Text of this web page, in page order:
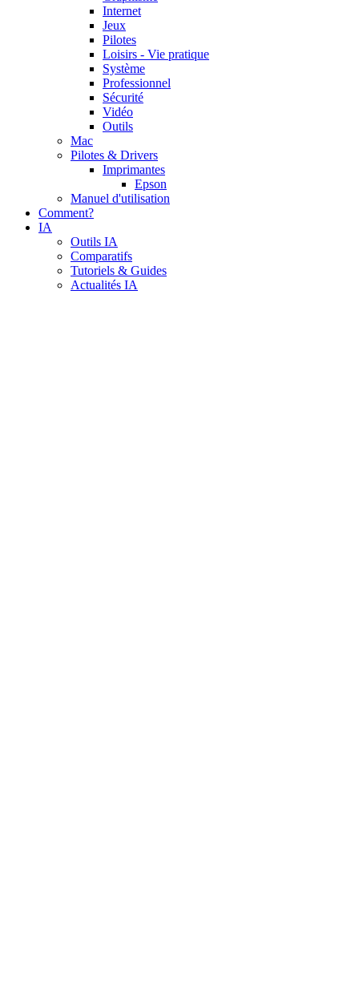
Internet
Jeux
Pilotes
Loisirs - Vie pratique
Système
Professionnel
Sécurité
Vidéo
Outils
Mac
Pilotes & Drivers
Imprimantes
Epson
Manuel d'utilisation
Comment?
IA
Outils IA
Comparatifs
Tutoriels & Guides
Actualités IA